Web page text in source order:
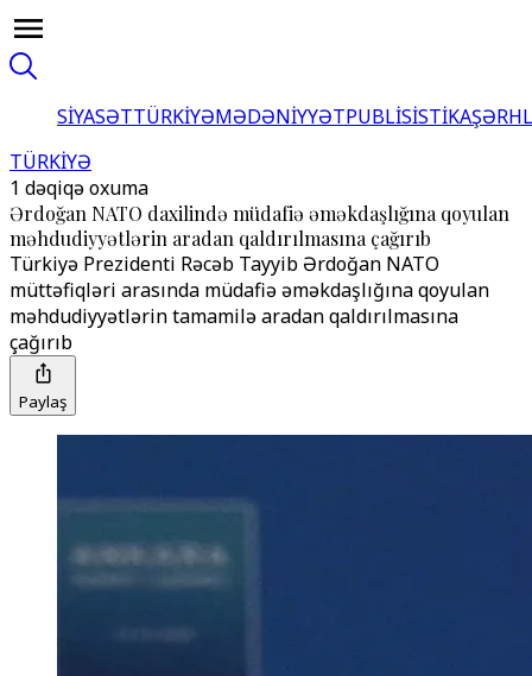
SİYASƏTTÜRKİYƏMƏDƏNİYYƏTPUBLİSİSTİKA
TÜRKİYƏ
1 dəqiqə oxuma
Ərdoğan NATO daxilində müdafiə əməkdaşlığına qoyulan
məhdudiyyətlərin aradan qaldırılmasına çağırıb
Türkiyə Prezidenti Rəcəb Tayyib Ərdoğan NATO
müttəfiqləri arasında müdafiə əməkdaşlığına qoyulan
məhdudiyyətlərin tamamilə aradan qaldırılmasına
çağırıb
Paylaş